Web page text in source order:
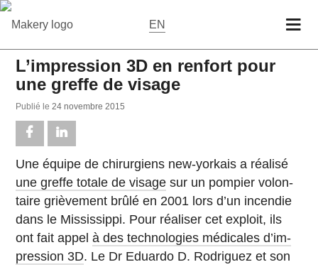
EN
L’impression 3D en renfort pour
une greffe de visage
Publié le24 no­vembre 2015
Une équipe de chi­rur­giens new-yor­kais a réalisé
une greffe totale de visage sur un pompier vo­lon­
taire griè­ve­ment brûlé en 2001 lors d’un in­cen­die
dans le Mis­sis­sippi. Pour réa­li­ser cet exploit, ils
ont fait appelà des tech­no­lo­gies mé­di­cales d’im­
pres­sion 3D. Le Dr Eduardo D. Ro­dri­guez et son